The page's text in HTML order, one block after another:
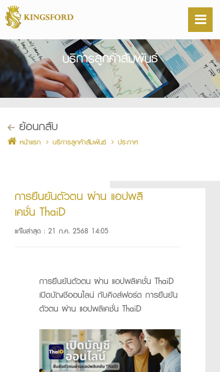
บริการลูกค้าสัมพันธ์
ย้อนกลับ
หน้าแรก บริการลูกค้าสัมพันธ์ ประกาศ
การยืนยันตัวตน ผ่าน แอปพลิ
เคชั่น ThaiD
แก้ไขล่าสุด : 21 ก.ค. 2568 14:05
การยืนยันตัวตน ผ่าน แอปพลิเคชั่น ThaiD
เปิดบัญชีออนไลน์ กับคิงส์ฟอร์ด การยืนยัน
ตัวตน ผ่าน แอปพลิเคชั่น ThaiD